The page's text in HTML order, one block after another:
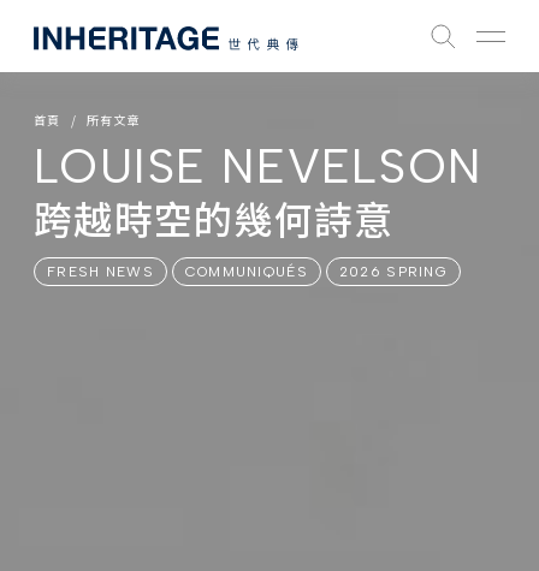
首頁 所有文章
LOUISE NEVELSON
跨越時空的幾何詩意
FRESH NEWS COMMUNIQUÉS 2026 SPRING